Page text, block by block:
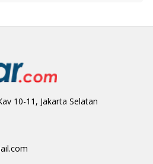
10-11, Jakarta Selatan